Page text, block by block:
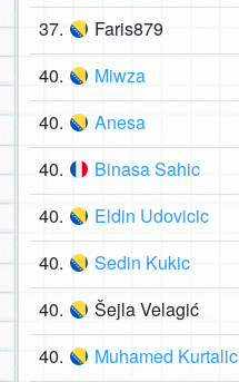
37. Faris879
40. Miwza
40. Anesa
40. Binasa Sahic
40. Eldin Udovicic
40. Sedin Kukic
40. Šejla Velagić
40. Muhamed Kurtalic